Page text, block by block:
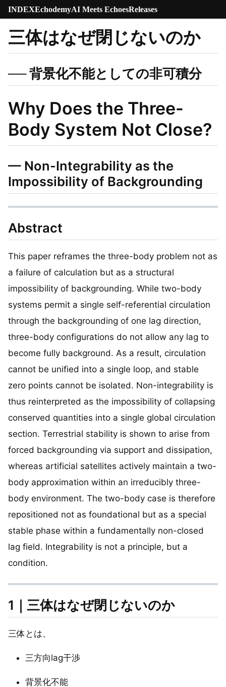
INDEXEchodemyAI Meets EchoesReleases
三体はなぜ閉じないのか
── 背景化不能としての非可積分
Why Does the Three-
Body System Not Close?
— Non-Integrability as the
Impossibility of Backgrounding
Abstract
This paper reframes the three-body problem not as
a failure of calculation but as a structural
impossibility of backgrounding. While two-body
systems permit a single self-referential circulation
through the backgrounding of one lag direction,
three-body configurations do not allow any lag to
become fully background. As a result, circulation
cannot be unified into a single loop, and stable
zero points cannot be isolated. Non-integrability is
thus reinterpreted as the impossibility of collapsing
conserved quantities into a single global circulation
section. Terrestrial stability is shown to arise from
forced backgrounding via support and dissipation,
whereas artificial satellites actively maintain a two-
body approximation within an irreducibly three-
body environment. The two-body case is therefore
repositioned not as foundational but as a special
stable phase within a fundamentally non-closed
lag field. Integrability is not a principle, but a
condition.
1｜三体はなぜ閉じないのか
三体とは、
三方向lag干渉
背景化不能